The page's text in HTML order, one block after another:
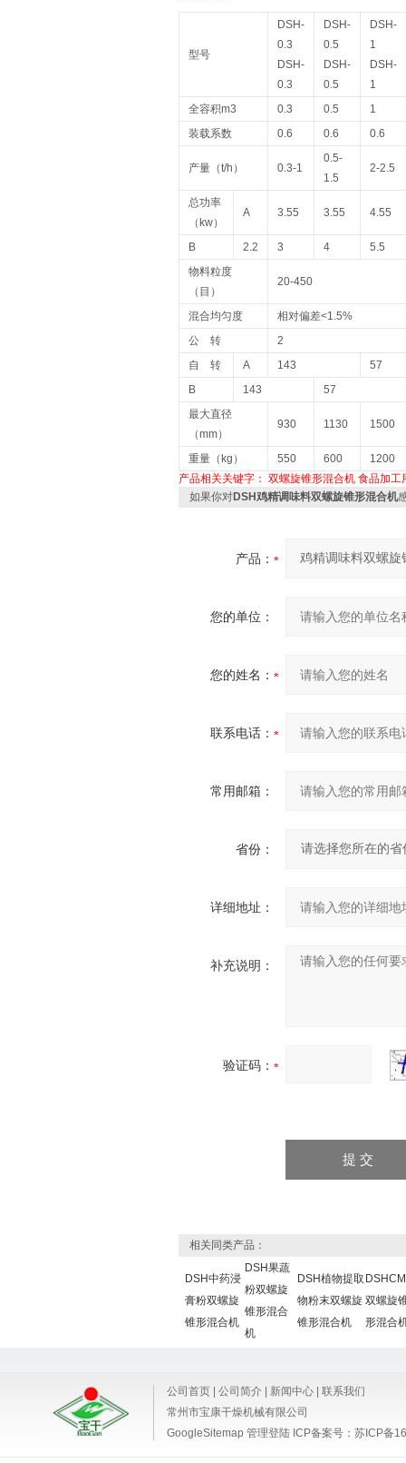
型号
DSH-
0.3
DSH-
0.3
DSH-
0.5
DSH-
0.5
DSH-
1
DSH-
1
全容积m3
0.3 0.5
1
装载系数
0.6 0.6 0.6
产量（t/h） 0.3-1
0.5-
1.5
2-2.5
总功率
（kw）
A 3.55 3.55 4.55
B 2.2 3 4
5.5
物料粒度
（目）
20-450
混合均匀度
相对偏差<1.5%
公 转
2
自 转
A 143
57
B
143
57
最大直径
（mm）
930 1130 1500
重量（kg） 550 600
1200
产品相关关键字： 双螺旋锥形混合机 食品加工
如果你对DSH鸡精调味料双螺旋锥形混合机
产品：
您的单位：
您的姓名：
联系电话：
常用邮箱：
省份：
详细地址：
补充说明：
验证码：
相关同类产品：
DSH中药浸
膏粉双螺旋
锥形混合机
DSH果蔬
粉双螺旋
锥形混合
机
DSH植物提取
物粉末双螺旋
锥形混合机
双螺旋
形混合
公司首页 公司简介 新闻中心
联系我们
常州市宝康干燥机械有限公司
GoogleSitemap 管理登陆 ICP备案号： 苏ICP备